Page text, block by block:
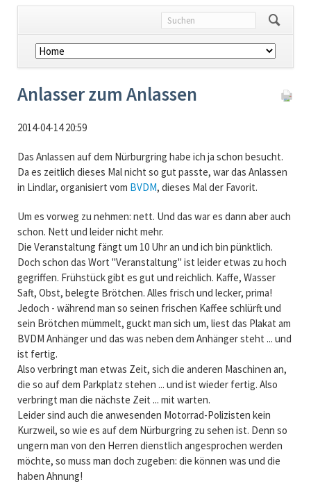
Navigation
überspringen
Anlasser zum Anlassen
2014-04-14 20:59
Das Anlassen auf dem Nürburgring habe ich ja schon besucht.
Da es zeitlich dieses Mal nicht so gut passte, war das Anlassen
in Lindlar, organisiert vom BVDM, dieses Mal der Favorit.
Um es vorweg zu nehmen: nett. Und das war es dann aber auch
schon. Nett und leider nicht mehr.
Die Veranstaltung fängt um 10 Uhr an und ich bin pünktlich.
Doch schon das Wort "Veranstaltung" ist leider etwas zu hoch
gegriffen. Frühstück gibt es gut und reichlich. Kaffe, Wasser
Saft, Obst, belegte Brötchen. Alles frisch und lecker, prima!
Jedoch - während man so seinen frischen Kaffee schlürft und
sein Brötchen mümmelt, guckt man sich um, liest das Plakat am
BVDM Anhänger und das was neben dem Anhänger steht ... und
ist fertig.
Also verbringt man etwas Zeit, sich die anderen Maschinen an,
die so auf dem Parkplatz stehen ... und ist wieder fertig. Also
verbringt man die nächste Zeit ... mit warten.
Leider sind auch die anwesenden Motorrad-Polizisten kein
Kurzweil, so wie es auf dem Nürburgring zu sehen ist. Denn so
ungern man von den Herren dienstlich angesprochen werden
möchte, so muss man doch zugeben: die können was und die
haben Ahnung!